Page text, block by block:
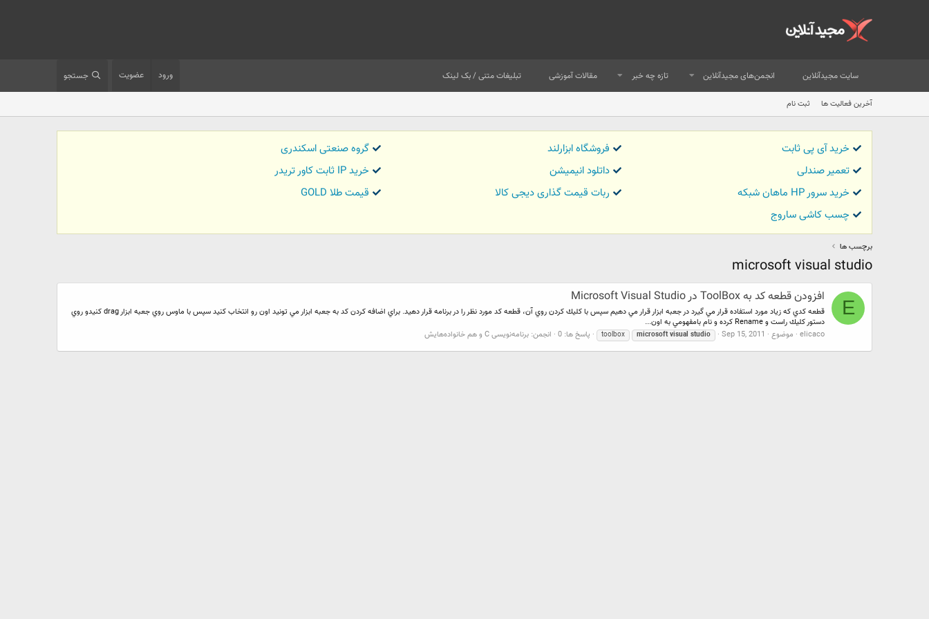
سایت مجیدآنلاین انجمن‌های مجیدآنلاین تازه چه خبر مقالات آموزشی تبلیغات متنی / بک لینک ورود عضویت جستجو
آخرین فعالیت ها ثبت نام
خرید آی پی ثابت فروشگاه ابزارلند
گروه صنعتی اسکندری
تعمیر صندلی
داتلود انیمیشن
خرید IP ثابت کاور تریدر
خرید سرور HP ماهان شبکه
ربات قیمت گذاری دیجی کالا
قیمت طلا GOLD
چسب کاشی ساروج
برچسب ها
microsoft visual studio
E
افزودن قطعه كد به ToolBox در Microsoft Visual Studio
قطعه كدي كه زياد مورد استفاده قرار مي گيرد در جعبه ابزار قرار مي دهيم سپس با كليك كردن روي آن، قطعه كد مورد نظر را در برنامه قرار دهيد. براي اضافه كردن كد به جعبه ابزار مي تونيد اون رو انتخاب كنيد سپس با ماوس روي جعبه ابزار drag كنيدو روي
دستور كليك راست و Rename كرده و نام بامفهومي به اون...
elicaco موضوع Sep 15, 2011
microsoft visual studio
toolbox پاسخ ها: 0 انجمن: برنامه‌نویسی C و هم خانواده‌هایش